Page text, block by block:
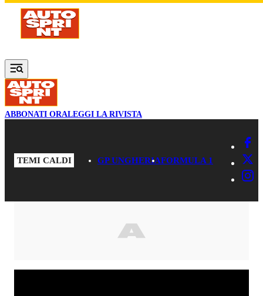
Vai al contenuto principale
ABBONATI ORALEGGI LA RIVISTA
TEMI CALDI GP UNGHERIAFORMULA 1